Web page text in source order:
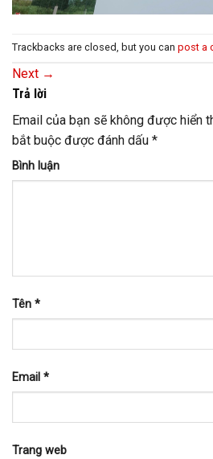
Trackbacks are closed, but you can post a
Next →
Trả lời
Email của bạn sẽ không được hiển
bắt buộc được đánh dấu *
Bình luận
Tên *
Email *
Trang web